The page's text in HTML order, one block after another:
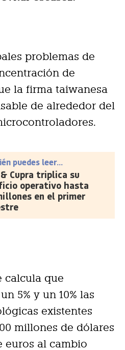
problemas de
de
la firma taiwanesa
de alrededor del
puedes leer...
Cupra triplica su
operativo hasta
en el primer
calcula que
5% y un 10% las
existentes
millones de dólares
euros al cambio